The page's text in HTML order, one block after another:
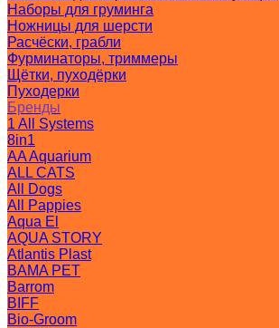
Наборы для груминга
Ножницы для шерсти
Расчёски, грабли
Фурминаторы, триммеры
Щётки, пуходёрки
Пуходерки
Бренды
1 All Systems
8in1
AA Aquarium
ALL CATS
All Dogs
All Pappies
Aqua El
AQUA STORY
Atlantis Plast
BAMA PET
Barrom
BIFF
Bio-Groom